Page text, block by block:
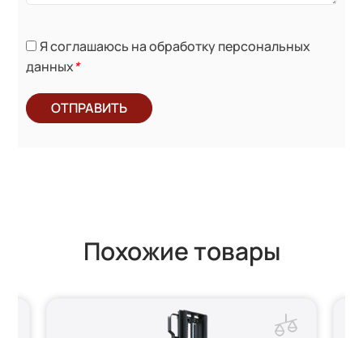
Я соглашаюсь на обработку персональных
данных*
ОТПРАВИТЬ
Похожие товары